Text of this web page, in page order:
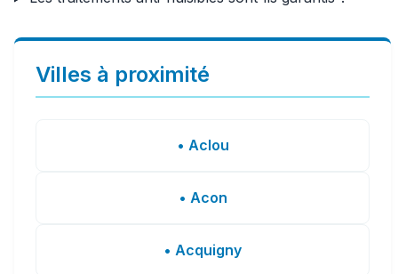
Villes à proximité
• Aclou
• Acon
• Acquigny